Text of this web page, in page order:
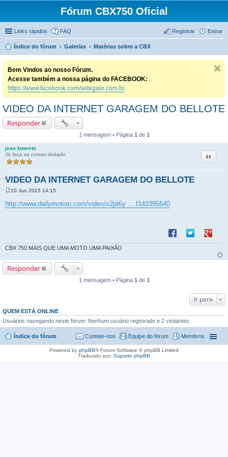
Fórum CBX750 Oficial
Links rápidos FAQ Entrar
Registrar
Índice do fórum Galerias Matérias sobre a CBX
Bem Vindos ao nosso Fórum.
Acesse também a nossa página do FACEBOOK:
https://www.facebook.com/setegalo.com.br
VIDEO DA INTERNET GARAGEM DO BELLOTE
Responder
1 mensagem • Página 1 de 1
jean fatoreto
Já faço as curvas deitado
VIDEO DA INTERNET GARAGEM DO BELLOTE
Citação
e
n
10 Jun 2015 14:15
http://www.dailymotion.com/video/x2pt6y ... f143395640
Compartilhar no
CBX 750 MAIS QUE UMA MOTO UMA PAIXÃO
Responder
1 mensagem • Página 1 de 1
Ir para
QUEM ESTÁ ONLINE
Usuários navegando neste fórum: Nenhum usuário registrado e 2 visitantes
Índice do fórum Membros
Equipe do fórum
Contate-nos
Powered by phpBB® Forum Software © phpBB Limited
Traduzido por: Suporte phpBB